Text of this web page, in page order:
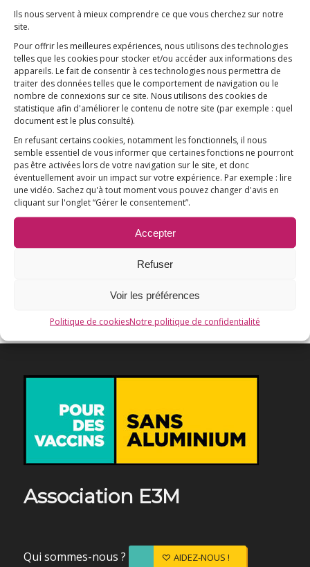
Ils nous servent à mieux comprendre ce que vous cherchez sur notre
site.
Pour offrir les meilleures expériences, nous utilisons des technologies
telles que les cookies pour stocker et/ou accéder aux informations des
appareils. Le fait de consentir à ces technologies nous permettra de
traiter des données telles que le comportement de navigation ou le
nombre de connexions sur ce site. Nous utilisons des cookies de
statistique afin d'améliorer le contenu de notre site (par exemple : quel
document est le plus consulté).
En refusant certains cookies, notamment les fonctionnels, il nous
semble essentiel de vous informer que certaines fonctions ne pourront
pas être activées lors de votre navigation sur le site, et donc
éventuellement avoir un impact sur votre expérience. Par exemple : lire
une vidéo. Sachez qu'à tout moment vous pouvez changer d'avis en
cliquant sur l'onglet “Gérer le consentement”.
Accepter
Refuser
Voir les préférences
Politique de cookiesNotre politique de confidentialité
>
Partager cette publication
Association E3M
Qui sommes-nous ? AIDEZ-NOUS !